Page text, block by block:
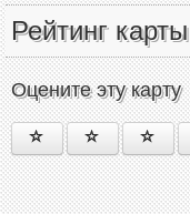
Рейтинг карты
Оцените эту карту